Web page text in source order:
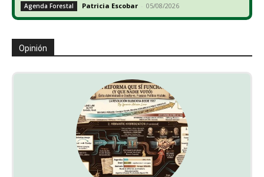
Agenda Forestal Patricia Escobar - 05/08/2026
Opinión